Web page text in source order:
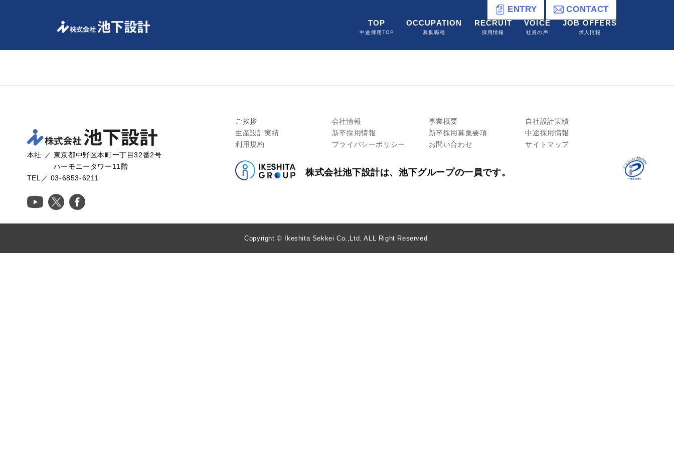
ENTRY CONTACT
TOP
中途採用TOP
OCCUPATION
募集職種
RECRUIT
採用情報
VOICE
社員の声
JOB OFFERS
求人情報
本社 ／ 東京都中野区本町一丁目32番2号
ハーモニータワー11階
TEL／ 03-6853-6211
ご挨拶 会社情報 事業概要
自社設計実績
生産設計実績
新卒採用情報 新卒採用募集要項
中途採用情報
利用規約
プライバシーポリシー お問い合わせ サイトマップ
株式会社池下設計は、池下グループの一員です。
Copyright © Ikeshita Sekkei Co.,Ltd. ALL Right Reserved.